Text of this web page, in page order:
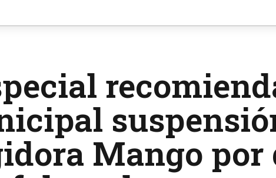
Mango por